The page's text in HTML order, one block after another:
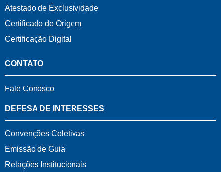
Atestado de Exclusividade
Certificado de Origem
Certificação Digital
CONTATO
Fale Conosco
DEFESA DE INTERESSES
Convenções Coletivas
Emissão de Guia
Relações Institucionais